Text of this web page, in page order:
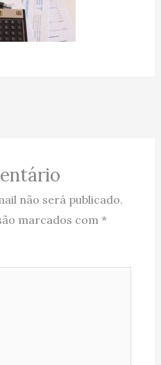
não será publicado.
marcados com *